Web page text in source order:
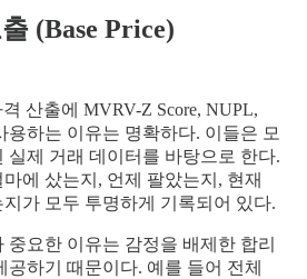
(Base Price)
산출에 MVRV-Z Score, NUPL,
용하는 이유는 명확하다. 이들은 모
실제 거래 데이터를 바탕으로 한다.
에 샀는지, 언제 팔았는지, 현재
가 모두 투명하게 기록되어 있다.
중요한 이유는 감정을 배제한 합리
공하기 때문이다. 예를 들어 전체